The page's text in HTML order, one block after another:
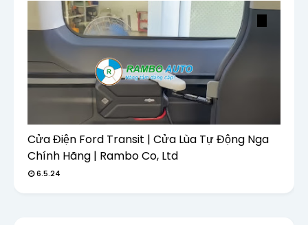
Cửa Điện Ford Transit | Cửa Lùa Tự Động Nga
Chính Hãng | Rambo Co, Ltd
6.5.24